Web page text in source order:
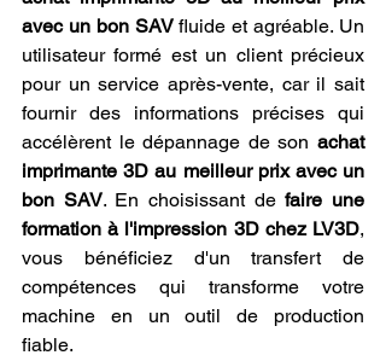
avec un bon SAV fluide et agréable. Un
utilisateur formé est un client précieux
pour un service après-vente, car il sait
fournir des informations précises qui
accélèrent le dépannage de son achat
imprimante 3D au meilleur prix avec un
bon SAV. En choisissant de faire une
formation à l'impression 3D chez LV3D,
vous bénéficiez d'un transfert de
compétences qui transforme votre
machine en un outil de production
fiable.